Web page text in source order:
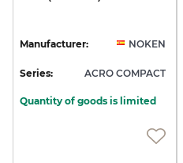
Manufacturer: NOKEN
Series: ACRO COMPACT
Quantity of goods is limited